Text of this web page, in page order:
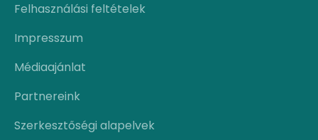
Felhasználási feltételek
Impresszum
Médiaajánlat
Partnereink
Szerkesztőségi alapelvek